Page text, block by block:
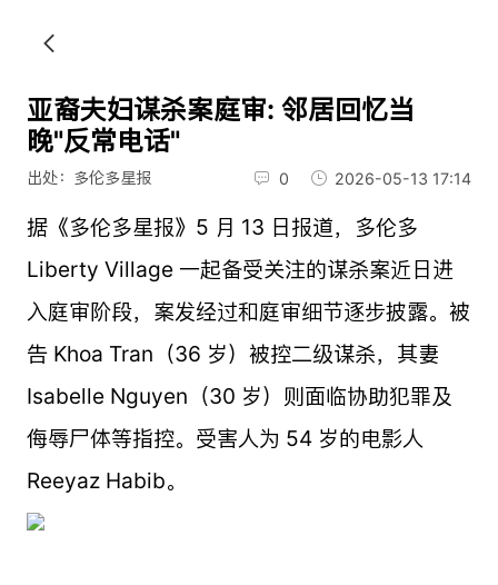
亚裔夫妇谋杀案庭审: 邻居回忆当
晚"反常电话"
出处：多伦多星报 0 2026-05-13 17:14
据《多伦多星报》5 月 13 日报道，多伦多
Liberty Village 一起备受关注的谋杀案近日进
入庭审阶段，案发经过和庭审细节逐步披露。被
告 Khoa Tran（36 岁）被控二级谋杀，其妻
Isabelle Nguyen（30 岁）则面临协助犯罪及
侮辱尸体等指控。受害人为 54 岁的电影人
Reeyaz Habib。